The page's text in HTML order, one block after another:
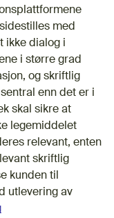
med
ikke dialog i
i større grad
og skriftlig
enn det er i
skal sikre at
legemiddelet
relevant, enten
skriftlig
kunden til
utlevering av